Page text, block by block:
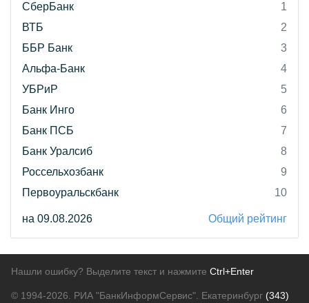
СберБанк
1
ВТБ
2
ББР Банк
3
Альфа-Банк
4
УБРиР
5
Банк Инго
6
Банк ПСБ
7
Банк Уралсиб
8
Россельхозбанк
9
Первоуральскбанк
10
на 09.08.2026 Общий рейтинг
Нашли ошибку? Выделите текст и нажмите Ctrl+Enter
© 1994-2026. РИА "БанкИнформСервис". Екатеринбург (343)